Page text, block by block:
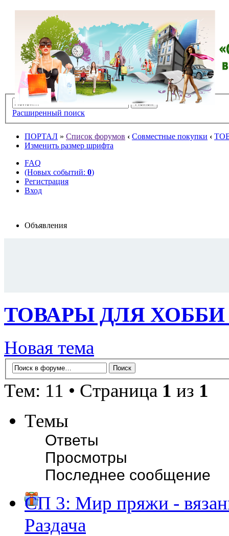
Расширенный поиск
ПОРТАЛ » Список форумов ‹ Совместные покупки ‹
Изменить размер шрифта
FAQ
(Новых событий: 0)
Регистрация
Вход
Объявления
ТОВАРЫ ДЛЯ
Новая тема
Тем: 11 • Страница 1 из 1
Темы
Ответы
Просмотры
Последнее сообщение
СП 3: Мир пряжи -
Раздача